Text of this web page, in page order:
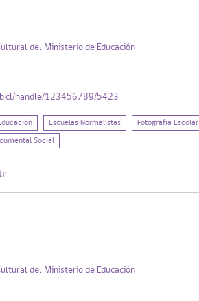
del Ministerio de Educación
handle/123456789/5423
Escuelas Normalistas Fotografía Escolar
Social
del Ministerio de Educación